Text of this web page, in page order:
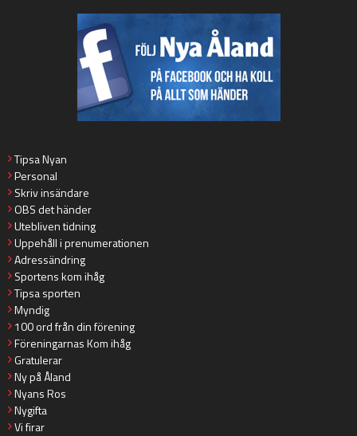
Tipsa Nyan
Personal
Skriv insändare
OBS det händer
Utebliven tidning
Uppehåll i prenumerationen
Adressändring
Sportens kom ihåg
Tipsa sporten
Myndig
100 ord från din förening
Föreningarnas Kom ihåg
Gratulerar
Ny på Åland
Nyans Ros
Nygifta
Vi firar